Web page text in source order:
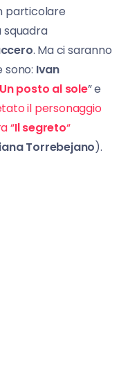
particolare
. Ma ci saranno
sono: Ivan
Un posto al sole” e
il personaggio
“Il segreto“
Torrebejano).